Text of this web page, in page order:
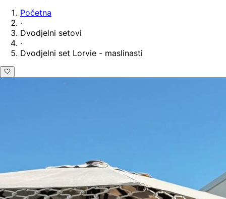
Početna
·
Dvodjelni setovi
·
Dvodjelni set Lorvie - maslinasti